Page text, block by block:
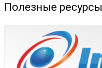
Полезные ресурсы